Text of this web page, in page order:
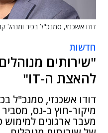
דודו אשכנזי, סמנכ"ל בכיר ומנהל
חדשות
"שירותים
להאצת ה-IT"
דודו אשכנזי, סמנכ"ל
מיקור-חוץ ב-נס,